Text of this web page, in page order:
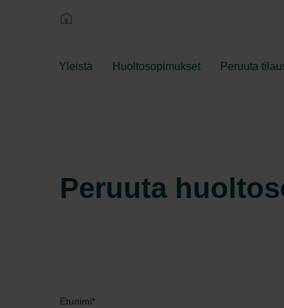
Yleistä Huoltosopimukset Peruuta
Peruuta
Etunimi*